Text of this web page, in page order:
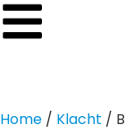
Home / Klacht /